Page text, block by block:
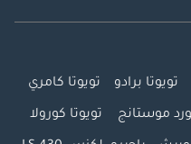
تويوتا برادو تويوتا كامري
موستانج تويوتا كورولا